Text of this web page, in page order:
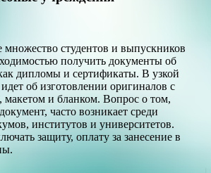
студентов и выпускников
получить документы об
дипломы и сертификаты. В узкой
об изготовлении оригиналов с
макетом и бланком. Вопрос о том,
часто возникает среди
институтов и университетов.
защиту, оплату за занесение в